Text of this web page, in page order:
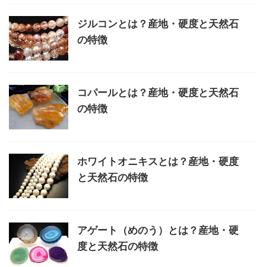
ジルコンとは？産地・硬度と天然石
の特徴
コパールとは？産地・硬度と天然石
の特徴
ホワイトオニキスとは？産地・硬度
と天然石の特徴
アゲート（めのう）とは？産地・硬
度と天然石の特徴